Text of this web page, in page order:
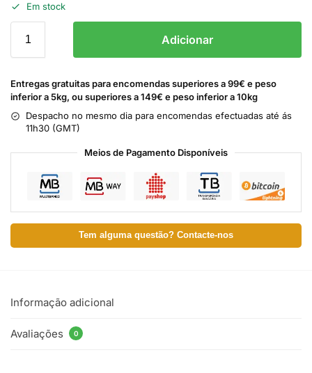
Em stock
Adicionar
Entregas gratuitas para encomendas superiores a 99€ e peso
inferior a 5kg, ou superiores a 149€ e peso inferior a 10kg
Despacho no mesmo dia para encomendas efectuadas até ás
11h30 (GMT)
Meios de Pagamento Disponíveis
Tem alguma questão? Contacte-nos
Informação adicional
Avaliações 0